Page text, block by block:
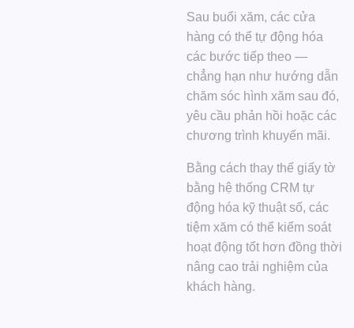
Sau buổi xăm, các cửa
hàng có thể tự động hóa
các bước tiếp theo —
chẳng hạn như hướng dẫn
chăm sóc hình xăm sau đó,
yêu cầu phản hồi hoặc các
chương trình khuyến mãi.
Bằng cách thay thế giấy tờ
bằng hệ thống CRM tự
động hóa kỹ thuật số, các
tiệm xăm có thể kiểm soát
hoạt động tốt hơn đồng thời
nâng cao trải nghiệm của
khách hàng.